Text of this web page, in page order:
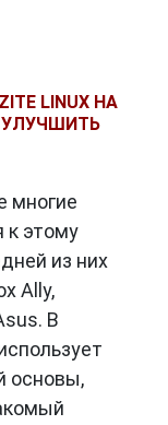
LINUX НА
УЛУЧШИТЬ
многие
к этому
из них
Ally,
В
основы,